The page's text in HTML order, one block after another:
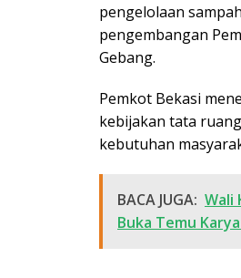
pengelolaan
pengembangan
Gebang.
Pemkot Bekasi
kebijakan tata
kebutuhan
BACA JUGA: Wali
Buka Temu